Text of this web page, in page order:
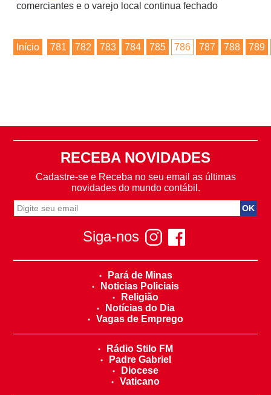
comerciantes e o varejo local continua fechado
Início 781 782 783 784 785 786 787 788 789
RECEBA NOVIDADES
Cadastre-se e Receba no seu email as últimas
novidades do mundo contábil.
Siga-nos
Pará de Minas
Noticias Policiais
Religião
Notícias do Dia
Vagas de Emprego
Rádio Stilo FM
Padre Gabriel
Diocese
Vaticano